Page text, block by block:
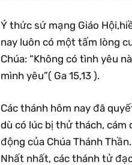
Ý thức sứ mạng Giáo
nay luôn có một tấm lòng
Chúa: “Không có tình yêu
mình yêu”( Ga 15,13 ).
Các thánh hôm nay đã
dù có lúc bị thử thách, cám
động của Chúa Thánh
Nhất nhất, các thánh tử